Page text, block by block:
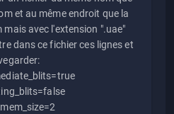
et au même endroit que la
mais avec l'extension ".uae"
dans ce fichier ces lignes et